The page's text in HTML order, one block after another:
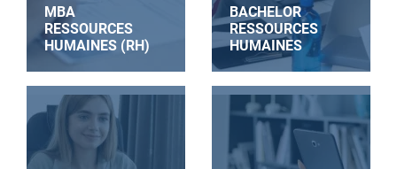
MBA
RESSOURCES
HUMAINES (RH)
BACHELOR
RESSOURCES
HUMAINES